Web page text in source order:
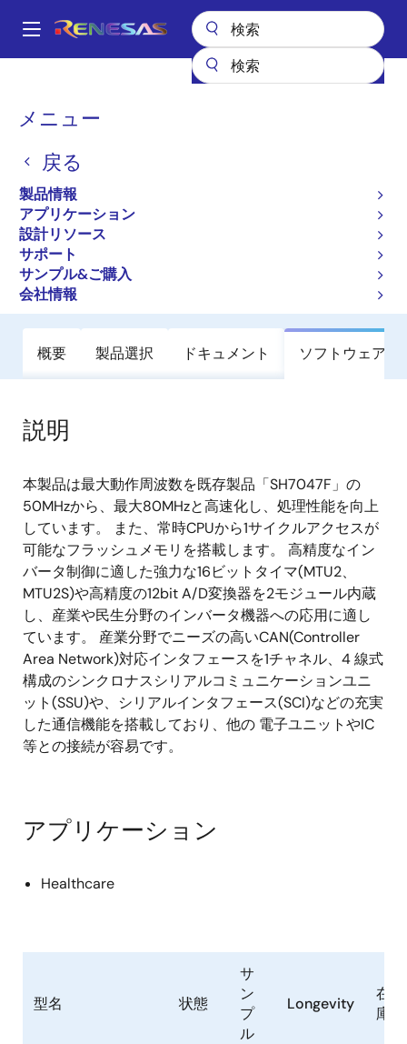
ン
Main
メニュー
戻る
製品情報
アプリケーション
設計リソース
サポート
サンプル&ご購入
会社情報
パ
く
ず
SH7136
SH7136
新規採用非推奨品
32 ビットマイクロコントローラ
概要 製品選択 ドキュメント ソフトウェア／
説明
本製品は最大動作周波数を既存製品「SH7047F」の
50MHzから、最大80MHzと高速化し、処理性能を向上
しています。 また、常時CPUから1サイクルアクセスが
可能なフラッシュメモリを搭載します。 高精度なイン
バータ制御に適した強力な16ビットタイマ(MTU2、
MTU2S)や高精度の12bit A/D変換器を2モジュール内蔵
し、産業や民生分野のインバータ機器への応用に適し
ています。 産業分野でニーズの高いCAN(Controller
Area Network)対応インタフェースを1チャネル、4 線式
構成のシンクロナスシリアルコミュニケーションユニ
ット(SSU)や、シリアルインタフェース(SCI)などの充実
した通信機能を搭載しており、他の 電子ユニットやIC
等との接続が容易です。
アプリケーション
Healthcare
型名 状態
サ
ン
プ
ル
Longevity
在
庫